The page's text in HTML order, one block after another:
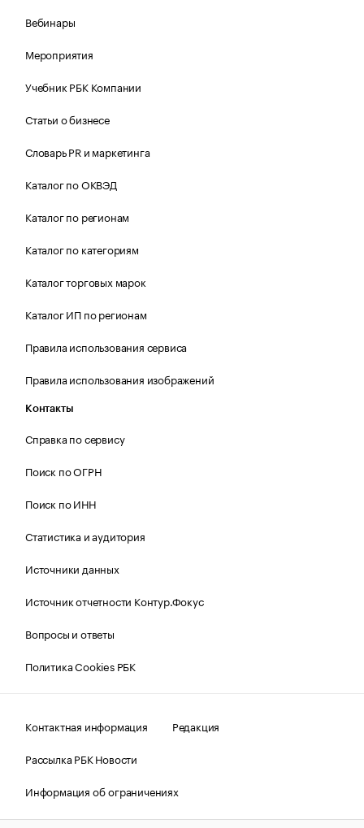
Вебинары
Мероприятия
Учебник РБК Компании
Статьи о бизнесе
Словарь PR и маркетинга
Каталог по ОКВЭД
Каталог по регионам
Каталог по категориям
Каталог торговых марок
Каталог ИП по регионам
Правила использования сервиса
Правила использования изображений
Контакты
Справка по сервису
Поиск по ОГРН
Поиск по ИНН
Статистика и аудитория
Источники данных
Источник отчетности Контур.Фокус
Вопросы и ответы
Политика Cookies РБК
Контактная информация
Редакция
Рассылка РБК Новости
Информация об ограничениях
Правовая информация
О соблюдении авторских прав